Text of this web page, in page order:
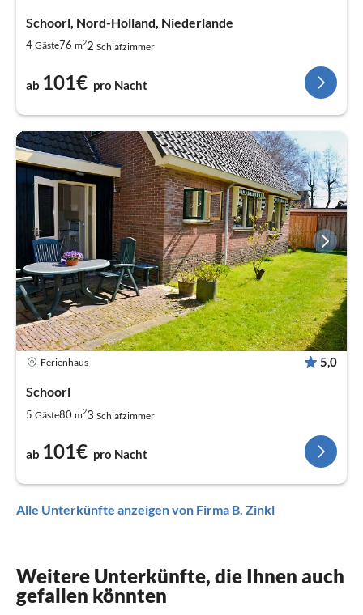
Schoorl, Nord-Holland, Niederlande
4 Gäste76 m22 Schlafzimmer
ab 101€ pro Nacht
Ferienhaus 5,0
Schoorl
5 Gäste80 m23 Schlafzimmer
ab 101€ pro Nacht
Alle Unterkünfte anzeigen von Firma B. Zinkl
Weitere Unterkünfte, die Ihnen auch
gefallen könnten